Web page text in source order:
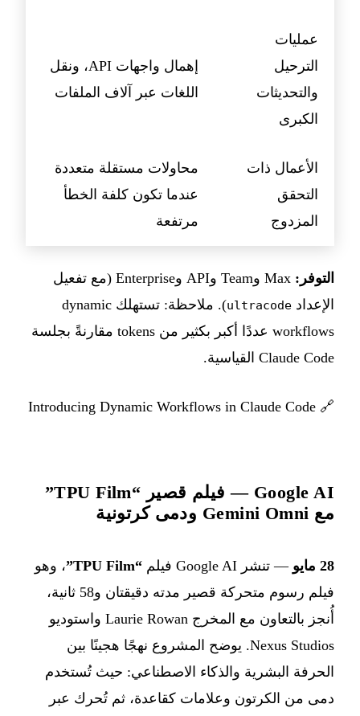
عمليات
الترحيل
والتحديثات
الكبرى
إهمال واجهات API، ونقل
اللغات عبر آلاف الملفات
الأعمال ذات
التحقق
المزدوج
محاولات مستقلة متعددة
عندما تكون كلفة الخطأ
مرتفعة
التوفر:
Max وTeam وAPI وEnterprise (مع تفعيل
الإعداد ultracode
). ملاحظة: تستهلك dynamic
workflows عددًا أكبر بكثير من tokens مقارنةً بجلسة
Claude Code القياسية.
🔗
Introducing Dynamic Workflows in Claude Code
Google AI — فيلم قصير “TPU Film”
مع Gemini Omni ودمى كرتونية
28 مايو — تنشر Google AI فيلم “TPU Film”
، وهو
فيلم رسوم متحركة قصير مدته دقيقتان و58 ثانية،
أُنجز بالتعاون مع المخرج Laurie Rowan واستوديو
Nexus Studios. يوضح المشروع نهجًا هجينًا بين
الحرفة البشرية والذكاء الاصطناعي: حيث تُستخدم
دمى من الكرتون وعلامات كقاعدة، ثم تُحرك عبر